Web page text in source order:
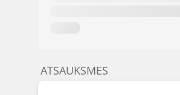
ATSAUKSMES